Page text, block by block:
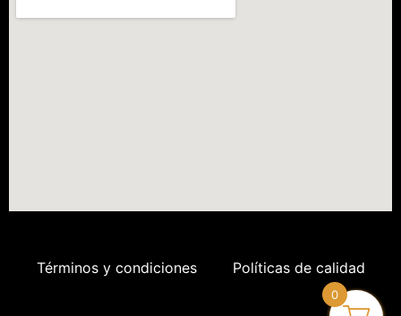
Términos y condiciones Políticas de calidad
0